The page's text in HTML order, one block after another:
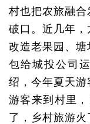
村也把农旅融
破口。近几年
改造老果园、
包给城投公司
绍，今年夏天
游客来到村里
了，乡村旅游